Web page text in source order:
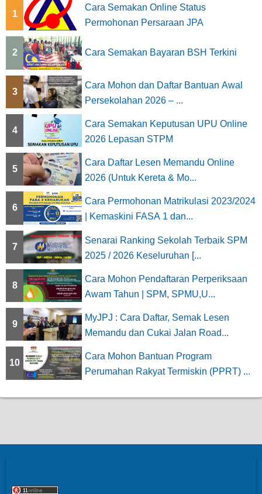
1
Cara Semakan Online Status
Permohonan Persaraan JPA
2 Cara Semakan Bayaran BSH Terkini
3
Cara Mohon dan Daftar Bantuan Awal
Persekolahan 2026 – ...
4
Cara Semakan Keputusan UPU Online
2026 Lepasan STPM
5
Cara Daftar Lesen Memandu Online
2026 (Untuk Kereta & Mo...
6
Cara Permohonan Matrikulasi 2023/2024
| Kemaskini FASA 1 dan...
7
Senarai Ranking Sekolah Terbaik SPM
2025 / 2026 Keseluruhan [...
8
Cara Mohon Pendaftaran Perperiksaan
Awam Tahun | SPM, SPMU,U...
9
MyJPJ : Cara Daftar, Semak Lesen
Memandu dan Cukai Jalan Road...
10
Cara Mohon Bantuan Program
Perumahan Rakyat Termiskin (PPRT) ...